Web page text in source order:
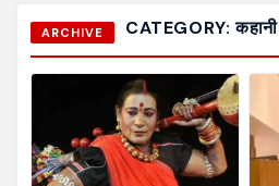
ARCHIVE CATEGORY:कहानी